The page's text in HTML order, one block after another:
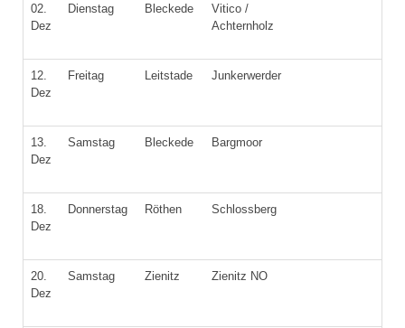
02.
Dez
Dienstag Bleckede
Vitico /
Achternholz
12.
Dez
Freitag Leitstade Junkerwerder
13.
Dez
Samstag Bleckede Bargmoor
18.
Dez
Donnerstag Röthen Schlossberg
20.
Dez
Samstag Zienitz Zienitz NO